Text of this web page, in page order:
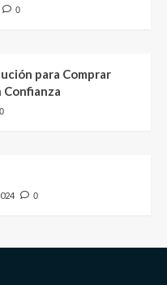
0
para Comprar
Confianza
0
0